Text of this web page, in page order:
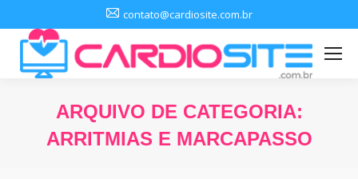
contato@cardiosite.com.br
ARQUIVO DE CATEGORIA:
ARRITMIAS E MARCAPASSO